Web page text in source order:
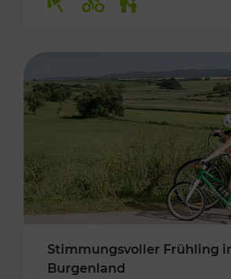
Stimmungsvoller Frühling
Burgenland